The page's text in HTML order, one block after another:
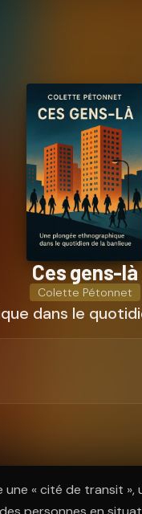
Ces gens-là
Colette Pétonnet
dans le
« cité de transit »,